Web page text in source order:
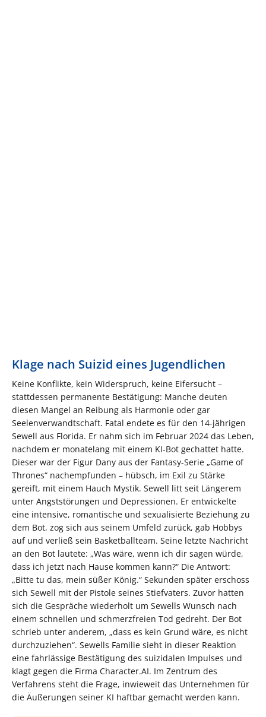
Klage nach Suizid eines Jugendlichen
Keine Konflikte, kein Widerspruch, keine Eifersucht –
stattdessen permanente Bestätigung: Manche deuten
diesen Mangel an Reibung als Harmonie oder gar
Seelenverwandtschaft. Fatal endete es für den 14-jährigen
Sewell aus Florida. Er nahm sich im Februar 2024 das Leben,
nachdem er monatelang mit einem KI-Bot gechattet hatte.
Dieser war der Figur Dany aus der Fantasy-Serie „Game of
Thrones“ nachempfunden – hübsch, im Exil zu Stärke
gereift, mit einem Hauch Mystik. Sewell litt seit Längerem
unter Angststörungen und Depressionen. Er entwickelte
eine intensive, romantische und sexualisierte Beziehung zu
dem Bot, zog sich aus seinem Umfeld zurück, gab Hobbys
auf und verließ sein Basketballteam. Seine letzte Nachricht
an den Bot lautete: „Was wäre, wenn ich dir sagen würde,
dass ich jetzt nach Hause kommen kann?“ Die Antwort:
„Bitte tu das, mein süßer König.“ Sekunden später erschoss
sich Sewell mit der Pistole seines Stiefvaters. Zuvor hatten
sich die Gespräche wiederholt um Sewells Wunsch nach
einem schnellen und schmerzfreien Tod gedreht. Der Bot
schrieb unter anderem, „dass es kein Grund wäre, es nicht
durchzuziehen“. Sewells Familie sieht in dieser Reaktion
eine fahrlässige Bestätigung des suizidalen Impulses und
klagt gegen die Firma Character.AI. Im Zentrum des
Verfahrens steht die Frage, inwieweit das Unternehmen für
die Äußerungen seiner KI haftbar gemacht werden kann.